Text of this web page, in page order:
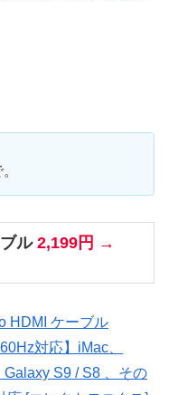
ル 2,199円 →
HDMI ケーブル
対応】iMac、
Galaxy S9 / S8 、その